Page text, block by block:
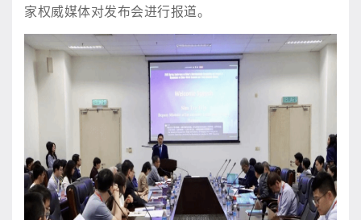
家权威媒体对发布会进行报道。